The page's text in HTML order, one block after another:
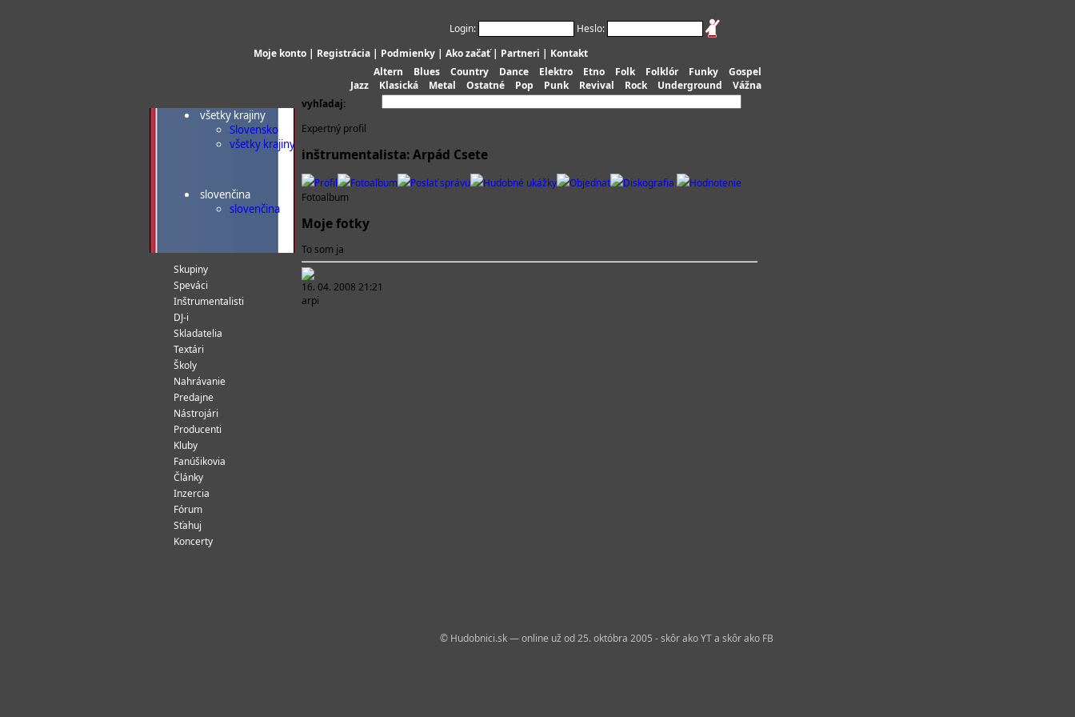
Login:
Heslo:
Moje konto | Registrácia | Podmienky | Ako začať| Partneri | Kontakt
Altern
Blues Country Dance Elektro Etno Folk Folklór Funky
Gospel
Jazz
Klasická Metal Ostatné Pop Punk Revival Rock Underground
Vážna
vyhľadaj:
všetky krajiny
Slovensko
všetky krajiny
slovenčina
slovenčina
Skupiny
Speváci
Inštrumentalisti
DJ-i
Skladatelia
Textári
Školy
Nahrávanie
Predajne
Nástrojári
Producenti
Kluby
Fanúšikovia
Články
Inzercia
Fórum
Sťahuj
Koncerty
Expertný profil
inštrumentalista: Arpád Csete
Profil Fotoalbum Poslať správu Hudobné ukážky Objednať Diskografia
Hodnotenie
Fotoalbum
Moje fotky
To som ja
16. 04. 2008 21:21
arpi
© Hudobnici.sk — online už od 25. októbra 2005 - skôr ako YT a skôr ako FB